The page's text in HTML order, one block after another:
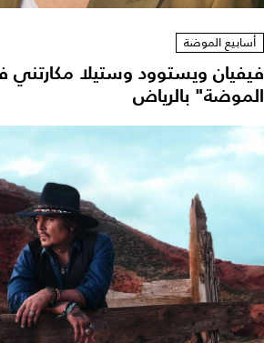
أسابيع الموضة
ويستوود وستيلا
بالرياض